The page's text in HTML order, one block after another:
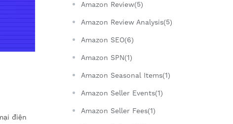
điện
Amazon Review(5)
Amazon Review Analysis(5)
Amazon SEO(6)
Amazon SPN(1)
Amazon Seasonal Items(1)
Amazon Seller Events(1)
Amazon Seller Fees(1)